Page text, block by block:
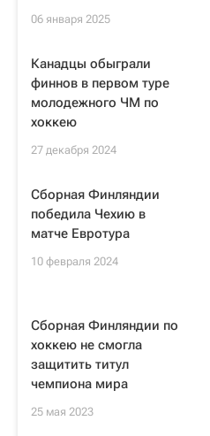
06 января 2025
Канадцы обыграли
финнов в первом туре
молодежного ЧМ по
хоккею
27 декабря 2024
Сборная Финляндии
победила Чехию в
матче Евротура
10 февраля 2024
Сборная Финляндии по
хоккею не смогла
защитить титул
чемпиона мира
25 мая 2023